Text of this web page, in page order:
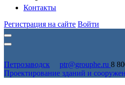
Контакты
Регистрация на сайте Войти
Петрозаводск ptr@grouphe.ru 8
Проектирование зданий и